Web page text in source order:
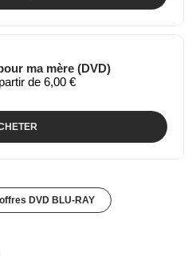
ma mère (DVD)
de 6,00 €
DVD BLU-RAY